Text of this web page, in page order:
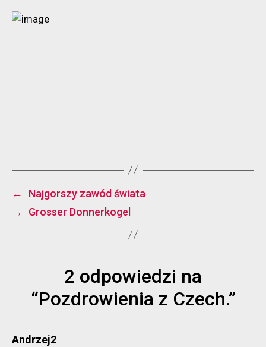
←
Najgorszy zawód świata
→
Grosser Donnerkogel
2 odpowiedzi na
“Pozdrowienia z Czech.”
Andrzej2komentarz: